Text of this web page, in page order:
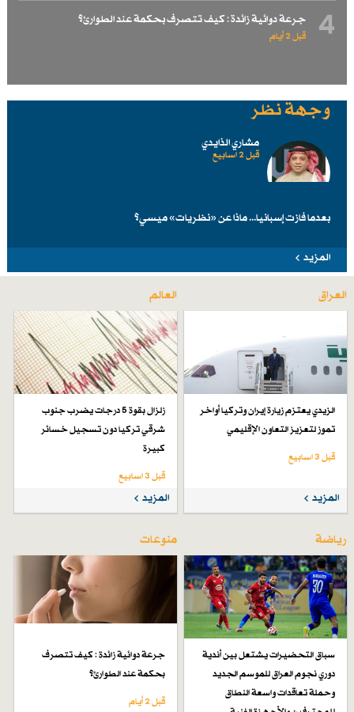
4 جرعة دوائية زائدة : كيف تتصرف بحكمة عند الطوارئ؟
قبل 2 أيام
وجهة نظر
مشاري الذايدي
قبل 2 اسابیع
بعدما فازت إسبانيا... ماذا عن «نظريات» ميسي؟
المزيد
العراق
الزيدي يعتزم زيارة إيران وتركيا أواخر
تموز لتعزيز التعاون الإقليمي
قبل 3 اسابیع
المزيد
العالم
زلزال بقوة 5 درجات يضرب جنوب
شرقي تركيا دون تسجيل خسائر
كبيرة
قبل 3 اسابیع
المزيد
رياضة
سباق التحضيرات يشتعل بين أندية
دوري نجوم العراق للموسم الجديد
وحملة تعاقدات واسعة النطاق
منوعات
جرعة دوائية زائدة : كيف تتصرف
بحكمة عند الطوارئ؟
قبل 2 أيام